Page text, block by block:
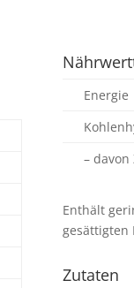
Energie
– davon
Enthält
gesättigten
Zutaten